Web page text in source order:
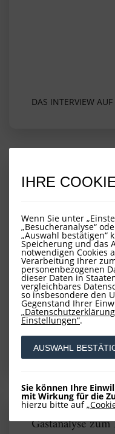
IHRE
Wenn Sie unter
„Besucheranalyse“
„Auswahl bestätigen“
Speicherung und das
notwendigen Cookies
Verarbeitung Ihrer
personenbezogenen
dieser Daten in
vergleichbares
so insbesondere den
Gegenstand Ihrer
Einstellungen“.
AUSWAHL
Sie können Ihre
mit Wirkung für die
hierzu bitte auf
DAS INTERVIEW
Ausschüttungen
Geschäftsjahr
WEITERLESEN
Gastanalyse